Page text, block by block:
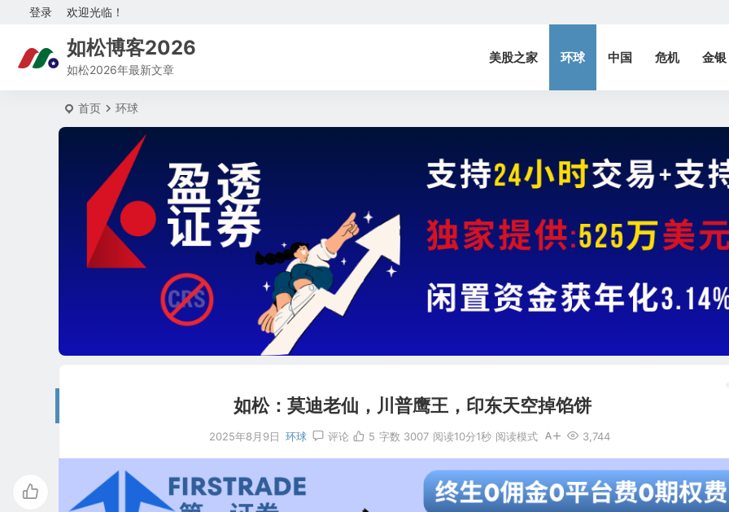
欢迎光临！
登录
如松博客2026
如松2026年最新文章
美股之家 环球 中国 危机 金银
首页 环球
如松：莫迪老仙，川普鹰王，印东天空掉馅饼
2025年8月9日 环球 评论 3,744
5 字数 3007 阅读10分1秒 阅读模式